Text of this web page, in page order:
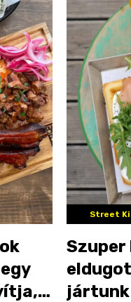
Street
Szuper
jártunk